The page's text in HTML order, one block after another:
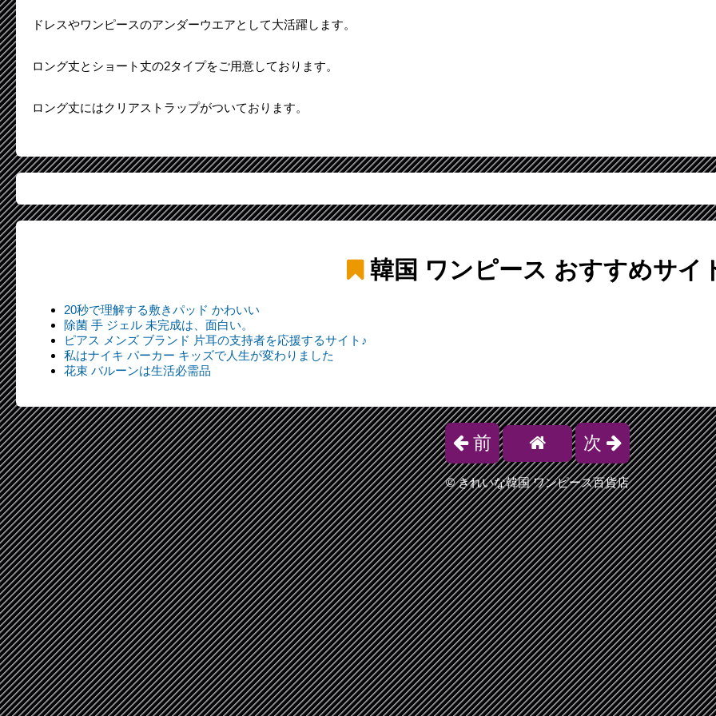
ドレスやワンピースのアンダーウエアとして大活躍します。
ロング丈とショート丈の2タイプをご用意しております。
ロング丈にはクリアストラップがついております。
韓国 ワンピース おすすめサイ
20秒で理解する敷きパッド かわいい
除菌 手 ジェル 未完成は、面白い。
ピアス メンズ ブランド 片耳の支持者を応援するサイト♪
私はナイキ パーカー キッズで人生が変わりました
花束 バルーンは生活必需品
前 次
©きれいな韓国 ワンピース百貨店